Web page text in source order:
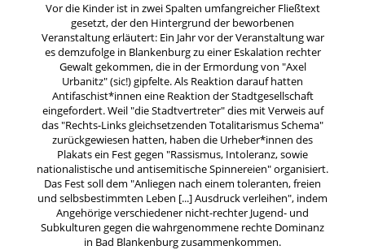
Vor die Kinder ist in zwei Spalten umfangreicher Fließtext
gesetzt, der den Hintergrund der beworbenen
Veranstaltung erläutert: Ein Jahr vor der Veranstaltung war
es demzufolge in Blankenburg zu einer Eskalation rechter
Gewalt gekommen, die in der Ermordung von "Axel
Urbanitz" (sic!) gipfelte. Als Reaktion darauf hatten
Antifaschist*innen eine Reaktion der Stadtgesellschaft
eingefordert. Weil "die Stadtvertreter" dies mit Verweis auf
das "Rechts-Links gleichsetzenden Totalitarismus Schema"
zurückgewiesen hatten, haben die Urheber*innen des
Plakats ein Fest gegen "Rassismus, Intoleranz, sowie
nationalistische und antisemitische Spinnereien" organisiert.
Das Fest soll dem "Anliegen nach einem toleranten, freien
und selbsbestimmten Leben [...] Ausdruck verleihen", indem
Angehörige verschiedener nicht-rechter Jugend- und
Subkulturen gegen die wahrgenommene rechte Dominanz
in Bad Blankenburg zusammenkommen.